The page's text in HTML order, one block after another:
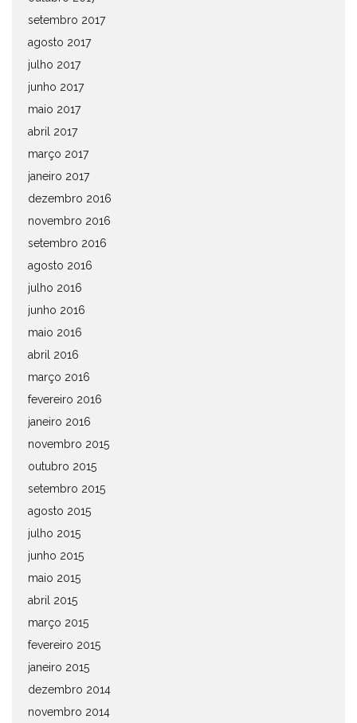
setembro 2017
agosto 2017
julho 2017
junho 2017
maio 2017
abril 2017
março 2017
janeiro 2017
dezembro 2016
novembro 2016
setembro 2016
agosto 2016
julho 2016
junho 2016
maio 2016
abril 2016
março 2016
fevereiro 2016
janeiro 2016
novembro 2015
outubro 2015
setembro 2015
agosto 2015
julho 2015
junho 2015
maio 2015
abril 2015
março 2015
fevereiro 2015
janeiro 2015
dezembro 2014
novembro 2014